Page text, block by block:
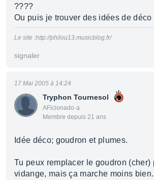
????
Ou puis je trouver des idées de déco
Le site :http://philou13.musicblog.fr/
signaler
Tryphon Tournesol
AFicionado·a
Membre depuis 21 ans
17 Mai 2005 à 14:24
Idée déco; goudron et plumes.
Tu peux remplacer le goudron
vidange, mais ça marche moins